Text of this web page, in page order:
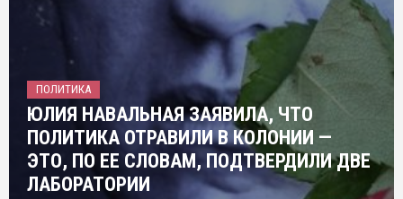
ПОЛИТИКА
ЮЛИЯ НАВАЛЬНАЯ ЗАЯВИЛА, ЧТО
ПОЛИТИКА ОТРАВИЛИ В КОЛОНИИ —
ЭТО, ПО ЕЕ СЛОВАМ, ПОДТВЕРДИЛИ ДВЕ
ЛАБОРАТОРИИ